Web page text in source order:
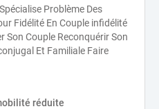
Problème Des
Fidélité En Couple infidélité
Son Couple Reconquérir Son
Et Familiale Faire
réduite